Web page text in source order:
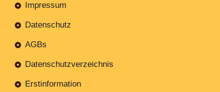
Impressum
Datenschutz
AGBs
Datenschutzverzeichnis
Erstinformation